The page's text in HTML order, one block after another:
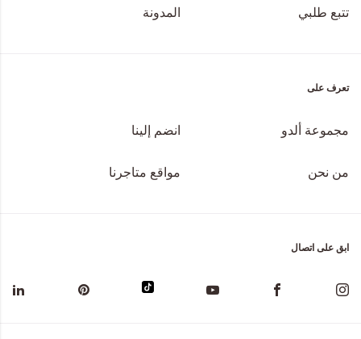
تتبع طلبي المدونة
تعرف على
مجموعة ألدو انضم إلينا
من نحن مواقع متاجرنا
ابق على اتصال